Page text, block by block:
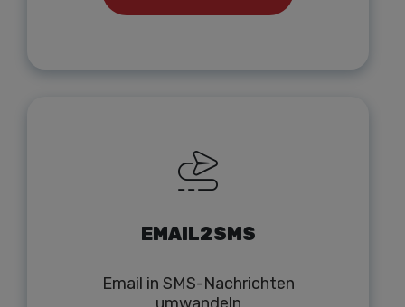
EMAIL2SMS
Email in SMS-Nachrichten